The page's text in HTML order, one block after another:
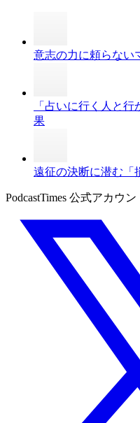
意志の力に頼らない
「占いに行く人と
果
遠征の決断に潜む「
PodcastTimes 公式アカウン